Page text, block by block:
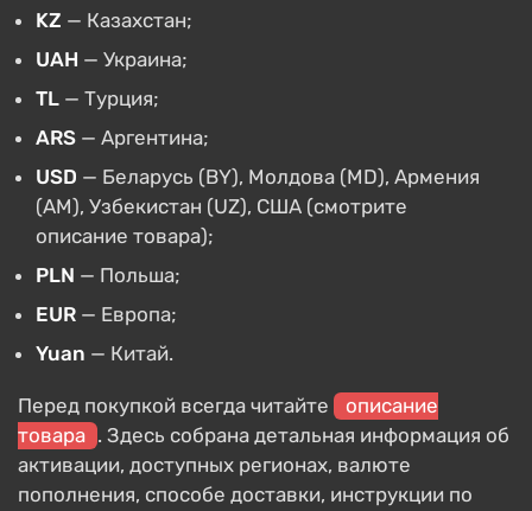
KZ — Казахстан;
UAH — Украина;
TL — Турция;
ARS — Аргентина;
USD — Беларусь (BY), Молдова (MD), Армения
(AM), Узбекистан (UZ), США (смотрите
описание товара);
PLN — Польша;
EUR — Европа;
Yuan — Китай.
Перед покупкой всегда читайте
описание
товара . Здесь собрана детальная информация об
активации, доступных регионах, валюте
пополнения, способе доставки, инструкции по